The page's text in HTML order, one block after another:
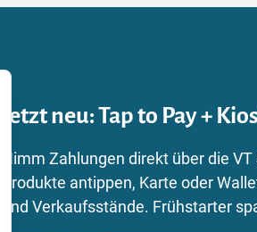
Jetzt neu: Tap to Pay +
Nimm Zahlungen direkt über die
Produkte antippen, Karte oder
und Verkaufsstände. Frühstarter